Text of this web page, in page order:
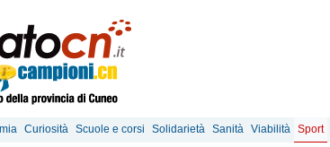
Curiosità Scuole e corsi Solidarietà Sanità Viabilità Sport